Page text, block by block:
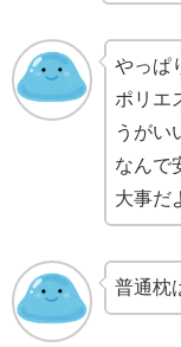
やっぱ
ポリエ
うがい
なんで
大事だ
普通枕